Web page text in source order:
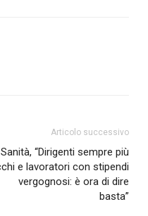
Articolo successivo
Sanità, “Dirigenti sempre più
e lavoratori con stipendi
vergognosi: è ora di dire
basta”